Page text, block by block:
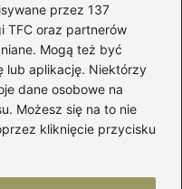
przez 137
TFC oraz partnerów
Mogą też być
lub aplikację. Niektórzy
dane osobowe na
Możesz się na to nie
kliknięcie przycisku